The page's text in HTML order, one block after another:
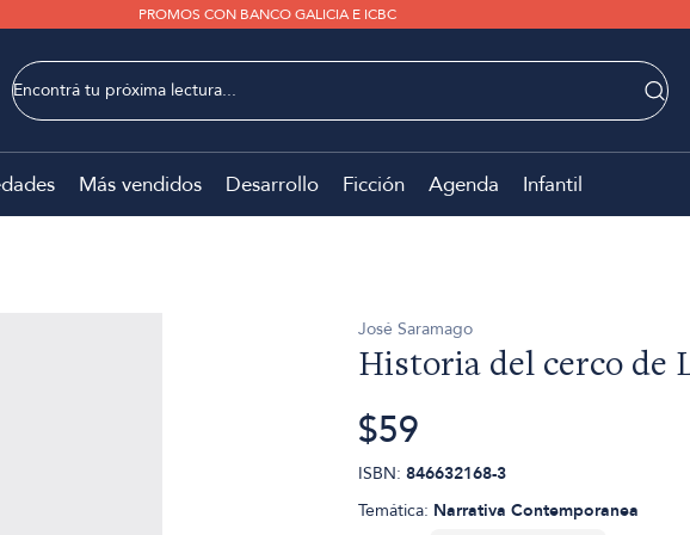
PROMOS CON BANCO GALICIA E ICBC
Más vendidos Desarrollo Ficción Agenda Infantil
José Saramago
Historia del cerco de
$59
ISBN: 846632168-3
Temática: Narrativa Contemporanea